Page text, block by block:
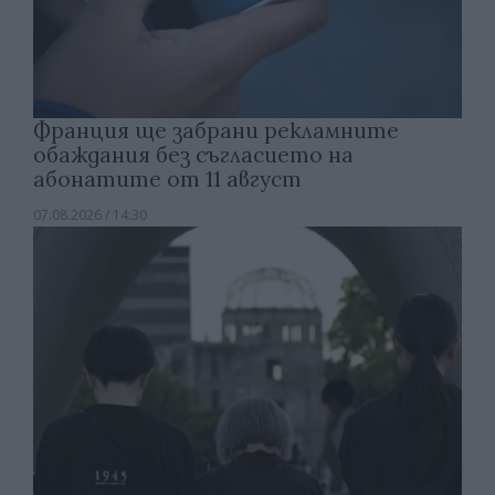
Франция ще забрани рекламните
обаждания без съгласието на
абонатите от 11 август
07.08.2026 / 14:30